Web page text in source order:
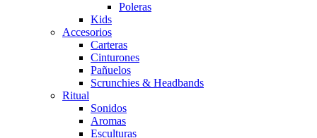
Poleras
Kids
Accesorios
Carteras
Cinturones
Pañuelos
Scrunchies & Headbands
Ritual
Sonidos
Aromas
Esculturas